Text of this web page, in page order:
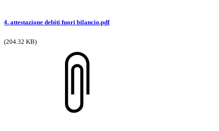
4. attestazione debiti fuori bilancio.pdf
(204.32 KB)